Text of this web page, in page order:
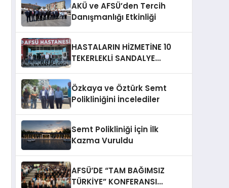
AKÜ ve AFSÜ’den Tercih
Danışmanlığı Etkinliği
HASTALARIN HİZMETİNE 10
TEKERLEKLİ SANDALYE
Özkaya ve Öztürk Semt
Polikliniğini İncelediler
Semt Polikliniği İçin İlk
Kazma Vuruldu
AFSÜ’DE “TAM BAĞIMSIZ
TÜRKİYE” KONFERANSI